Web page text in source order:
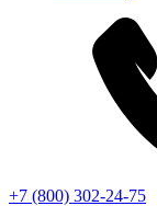
+7 (800) 302-24-75